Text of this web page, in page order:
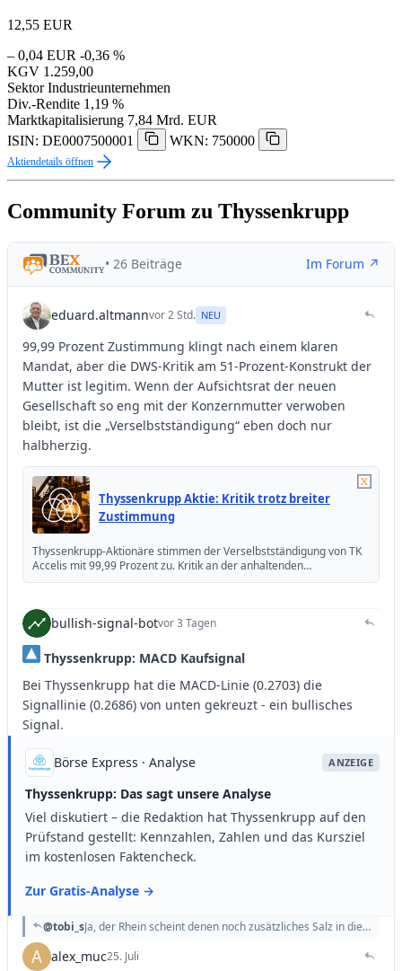
12,55 EUR
– 0,04 EUR -0,36 %
KGV 1.259,00
Sektor Industrieunternehmen
Div.-Rendite 1,19 %
Marktkapitalisierung 7,84 Mrd. EUR
ISIN: DE0007500001
WKN: 750000
Aktiendetails öffnen
Community Forum zu Thyssenkrupp